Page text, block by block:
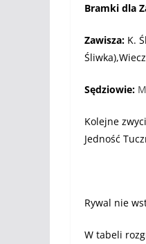
Bramki dla
Zawisza: K.
Śliwka),
Sędziowie:
Kolejne
Jedność
Rywal nie
W tabeli